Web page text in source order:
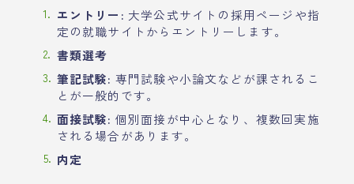
エントリー: 大学公式サイトの採用ページや指
定の就職サイトからエントリーします。
書類選考
筆記試験: 専門試験や小論文などが課されるこ
とが一般的です。
面接試験: 個別面接が中心となり、複数回実施
される場合があります。
内定